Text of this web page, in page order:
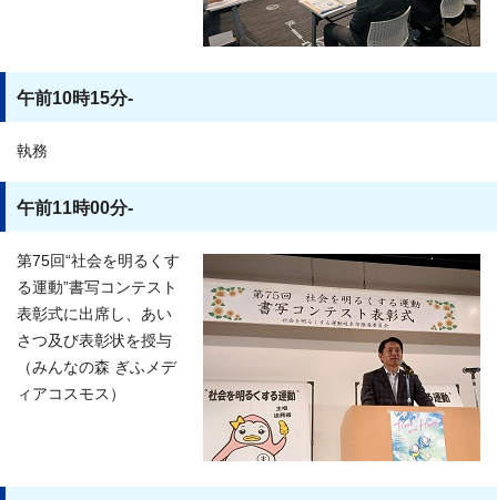
午前10時15分-
執務
午前11時00分-
第75回“社会を明るくす
る運動”書写コンテスト
表彰式に出席し、あい
さつ及び表彰状を授与
（みんなの森 ぎふメデ
ィアコスモス）